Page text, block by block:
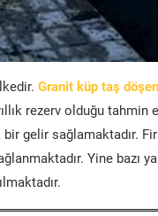
Granit küp taş
rezerv olduğu
gelir sağlamaktadır.
Yine bazı